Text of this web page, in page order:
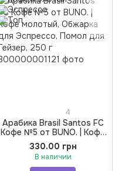
4
Арабика Brasil Santos FC
Кофе №5 от BUNO. | Кофе
молотый, Обжарка для
Эспрессо, Помол для
Гейзер, 250 г
330.00 грн
В наличии